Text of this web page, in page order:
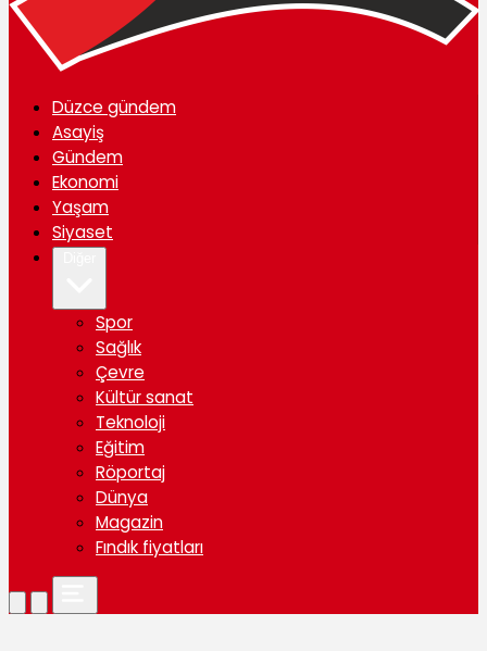
Düzce gündem
Asayiş
Gündem
Ekonomi
Yaşam
Siyaset
Spor
Sağlık
Çevre
Kültür sanat
Teknoloji
Eğitim
Röportaj
Dünya
Magazin
Fındık fiyatları